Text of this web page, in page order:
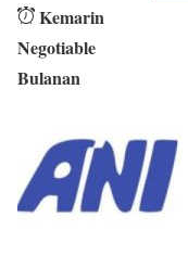
Kemarin
Negotiable
Bulanan